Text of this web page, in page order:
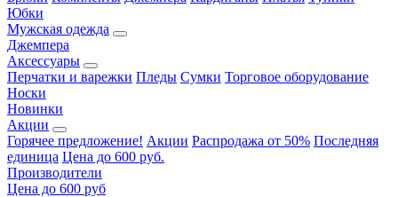
Юбки
Мужская одежда
Джемпера
Аксессуары
Перчатки и варежки Пледы Сумки Торговое оборудование
Носки
Новинки
Акции
Горячее предложение! Акции Распродажа от 50% Последняя
единица Цена до 600 руб.
Производители
Цена до 600 руб